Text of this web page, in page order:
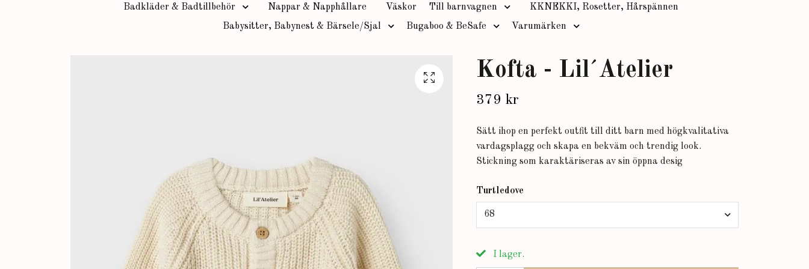
Badkläder & Badtillbehör
Nappar & Napphållare Väskor Till barnvagnen
KKNEKKI, Rosetter, Hårspännen
Babysitter, Babynest & Bärsele/Sjal
Bugaboo & BeSafe Varumärken
Kofta - Lil´Atelier
379 kr
Sätt ihop en perfekt outfit till ditt barn med högkvalitativa
vardagsplagg och skapa en bekväm och trendig look.
Stickning som karaktäriseras av sin öppna desig
Turtledove
68
I lager.